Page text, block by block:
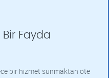
Bir Fayda
bir hizmet sunmaktan öte